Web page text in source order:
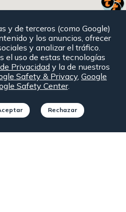
y requisitos de la
descuentos
y de terceros (como Google)
y los anuncios, ofrecer
y analizar el tráfico.
el uso de estas tecnologías
Privacidad y la de nuestros
Safety & Privacy, Google
Safety Center.
Rechazar